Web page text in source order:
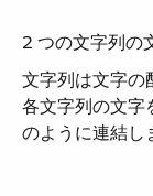
2 つの文字列の
文字列は文字の
各文字列の文字
のように連結し